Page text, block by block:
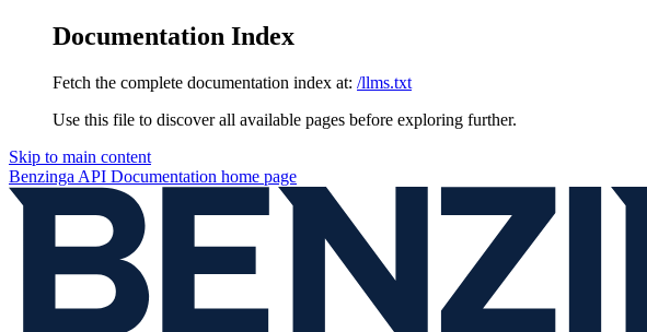
Documentation Index
Fetch the complete documentation index at: /llms.txt
Use this file to discover all available pages before exploring further.
Skip to main content
Benzinga API Documentation home page